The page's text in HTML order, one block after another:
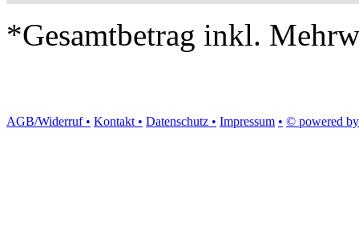
*Gesamtbetrag inkl.
AGB/Widerruf • Kontakt • Datenschutz • Impressum • © powered